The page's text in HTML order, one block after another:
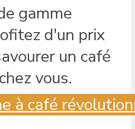
à café